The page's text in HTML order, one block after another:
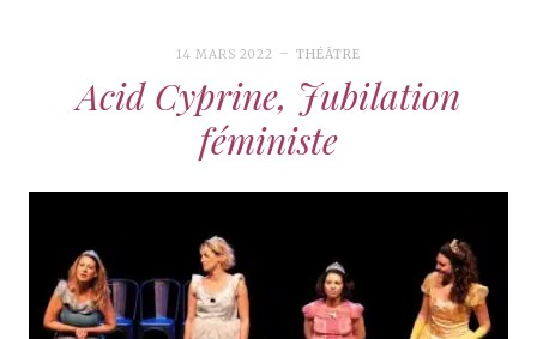
14 MARS 2022 THÉÂTRE
Acid Cyprine, Jubilation
féministe